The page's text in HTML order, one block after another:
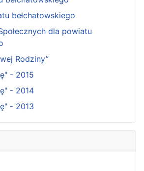
bełchatowskiego
dla powiatu
Rodziny”
- 2015
- 2014
- 2013